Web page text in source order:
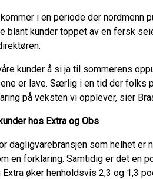
i en periode der nordmenn
blant kunder toppet av en fersk
kunder å si ja til sommerens
er lave. Særlig i en tid der folks
på veksten vi opplever, sier
hos Extra og Obs
dagligvarebransjen som helhet er
en forklaring. Samtidig er det en
øker henholdsvis 2,3 og 1,3